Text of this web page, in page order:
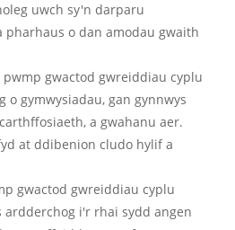
uwch sy'n darparu
pharhaus o dan amodau gwaith
pwmp gwactod gwreiddiau cyplu
o gymwysiadau, gan gynnwys
a gwahanu aer.
at ddibenion cludo hylif a
gwactod gwreiddiau cyplu
i'r rhai sydd angen